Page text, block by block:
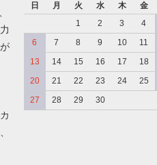
日
月 火 水 木 金
1
2 3 4
6
7 8 9 10 11
13
14 15 16 17 18
20
21 22 23 24 25
27
28 29 30